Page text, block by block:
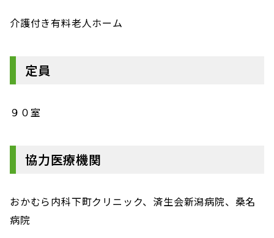
介護付き有料老人ホーム
定員
９０室
協力医療機関
おかむら内科下町クリニック、済生会新潟病院、桑名
病院